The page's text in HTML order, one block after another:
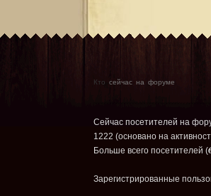
Кто сейчас на форуме
Сейчас посетителей на
1222 (основано на
Больше всего посетителей (
Зарегистрированные